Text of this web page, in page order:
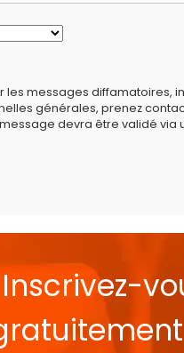
les messages diffamatoires,
générales, prenez
devra être validé via
Inscrivez-